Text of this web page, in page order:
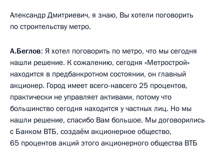
Александр Дмитриевич, я знаю, Вы хотели поговорить
по строительству метро.
А.Беглов: Я хотел поговорить по метро, что мы сегодня
нашли решение. К сожалению, сегодня «Метрострой»
находится в предбанкротном состоянии, он главный
акционер. Город имеет всего-навсего 25 процентов,
практически не управляет активами, потому что
большинство сегодня находится у частных лиц. Но мы
нашли решение, спасибо Вам большое. Мы договорились
с Банком ВТБ, создаём акционерное общество,
65 процентов акций этого акционерного общества ВТБ